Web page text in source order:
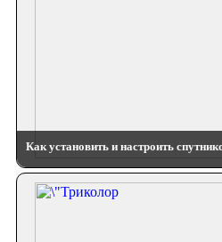
Как установить и настроить